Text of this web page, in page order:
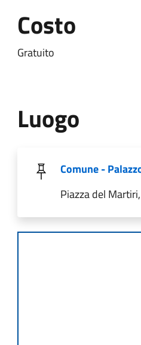
Costo
Gratuito
Luogo
Comune -
Piazza del